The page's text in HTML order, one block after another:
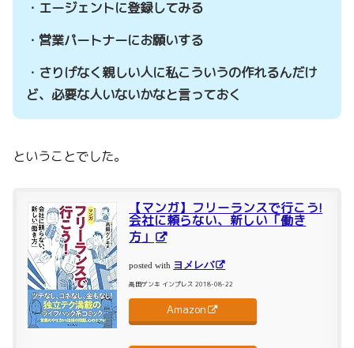
・エージェントに登録してみる
・営業パートナーにお願いする
・さりげなく親しい人に私こういうの作れるんだけ
ど、必要な人いないかなと言っておく
ということでした。
【マンガ】フリーランスで行こう!
会社に頼らない、新しい「働き
方」
posted with ヨメレバ
高田ゲンキ インプレス 2018-08-22
Amazon